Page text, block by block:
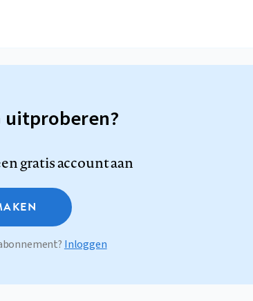
uitproberen?
gratis account aan
Inloggen